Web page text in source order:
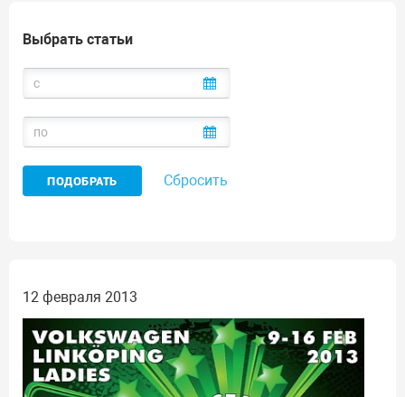
Выбрать статьи
Сбросить
12 февраля 2013